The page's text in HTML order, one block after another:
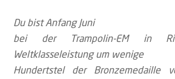
Du bist Anfang Juni
bei der Trampolin-EM in
Weltklasseleistung um wenige
Hundertstel der Bronzemedaille